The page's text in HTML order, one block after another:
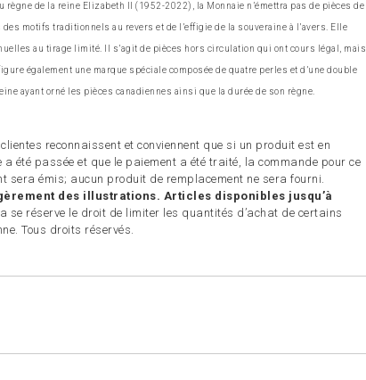
de la reine Elizabeth II (1952-2022), la Monnaie n’émettra pas de pièces de
motifs traditionnels au revers et de l’effigie de la souveraine à l’avers. Elle
au tirage limité. Il s’agit de pièces hors circulation qui ont cours légal, mais
également une marque spéciale composée de quatre perles et d’une double
ayant orné les pièces canadiennes ainsi que la durée de son règne.
reconnaissent et conviennent que si un produit est en
été passée et que le paiement a été traité, la commande pour ce
sera émis; aucun produit de remplacement ne sera fourni.
des illustrations. Articles disponibles jusqu’à
se réserve le droit de limiter les quantités d’achat de certains
Tous droits réservés.